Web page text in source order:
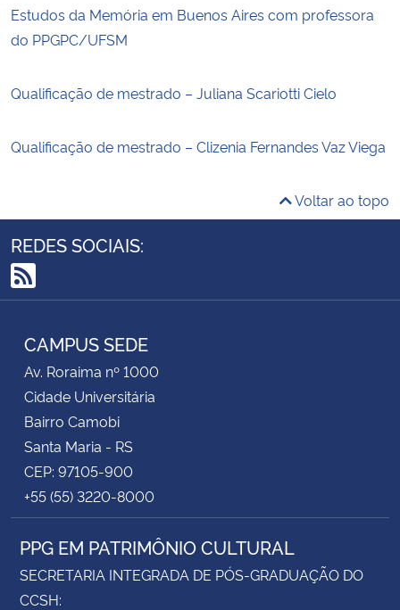
Estudos da Memória em Buenos Aires com professora
do PPGPC/UFSM
Qualificação de mestrado – Juliana Scariotti Cielo
Qualificação de mestrado – Clizenia Fernandes Vaz Viega
Voltar ao topo
REDES SOCIAIS:
RSS
CAMPUS SEDE
Av. Roraima nº 1000
Cidade Universitária
Bairro Camobi
Santa Maria - RS
CEP: 97105-900
+55 (55) 3220-8000
PPG EM PATRIMÔNIO CULTURAL
SECRETARIA INTEGRADA DE PÓS-GRADUAÇÃO DO
CCSH: